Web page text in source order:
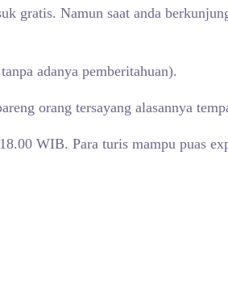
gratis. Namun saat anda
adanya pemberitahuan).
orang tersayang alasannya
WIB. Para turis mampu puas